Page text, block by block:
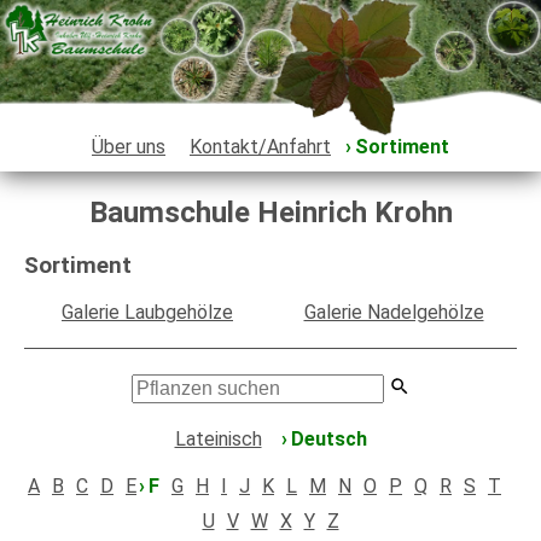
Über uns Kontakt/Anfahrt Sortiment
Baumschule Heinrich Krohn
Sortiment
Galerie Laubgehölze Galerie Nadelgehölze
Lateinisch Deutsch
A B C D E F G H J K L M N O P Q R S
T
U V W X Y Z